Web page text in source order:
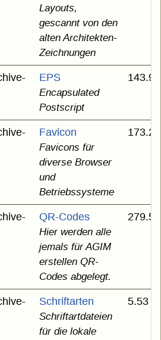
Layouts,
gescannt von den
alten Architekten-
Zeichnungen
EPS
Encapsulated
Postscript
Favicon
Favicons für
diverse Browser
und
Betriebssysteme
QR-Codes
Hier werden alle
jemals für AGIM
erstellen QR-
Codes abgelegt.
Schriftarten
Schriftartdateien
für die lokale
5.53